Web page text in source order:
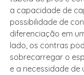
a capacidade de
possibilidade de
diferenciação em
lado, os contras
sobrecarregar o
e a necessidade